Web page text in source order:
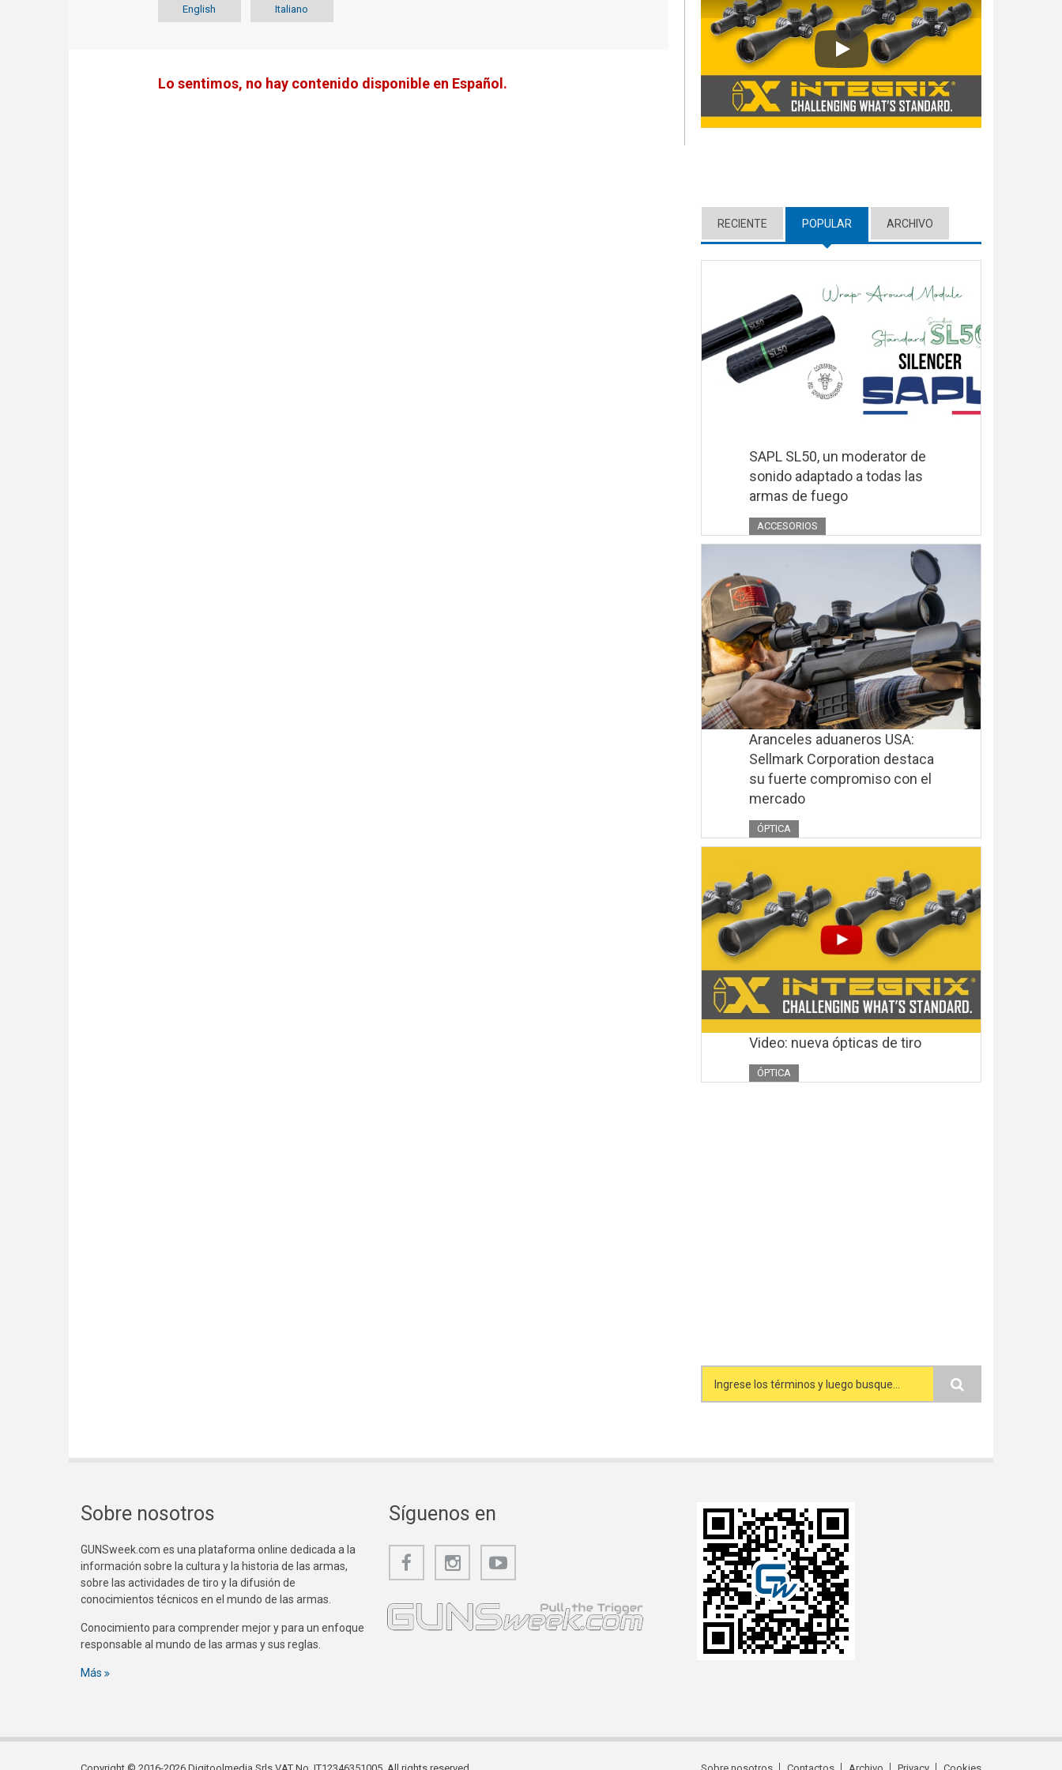
English Italiano
Lo sentimos, no hay contenido disponible en Español.
Play
RECIENTE POPULAR (ACTIVE TAB)
ARCHIVO
SAPL SL50, un moderator de
sonido adaptado a todas las
armas de fuego
ACCESORIOS
Aranceles aduaneros USA:
Sellmark Corporation destaca
su fuerte compromiso con el
mercado
ÓPTICA
Video: nueva ópticas de tiro
ÓPTICA
Search form
Sobre nosotros
GUNSweek.com es una plataforma online dedicada a la
información sobre la cultura y la historia de las armas,
sobre las actividades de tiro y la difusión de
conocimientos técnicos en el mundo de las armas.
Conocimiento para comprender mejor y para un enfoque
responsable al mundo de las armas y sus reglas.
Más
Síguenos en